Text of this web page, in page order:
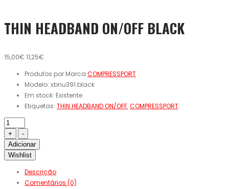
THIN HEADBAND ON/OFF BLACK
15,00€ 11,25€
Produtos por Marca COMPRESSPORT
Modelo: xbnu391.black
Em stock: Existente
Etiquetas: THIN HEADBAND ON/OFF,COMPRESSPORT
Adicionar
Wishlist
Descrição
Comentários (0)